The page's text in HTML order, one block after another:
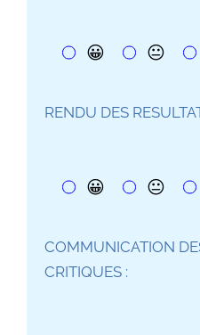
😀 😐
RENDU DES
😀 😐
COMMUNICATION
CRITIQUES :